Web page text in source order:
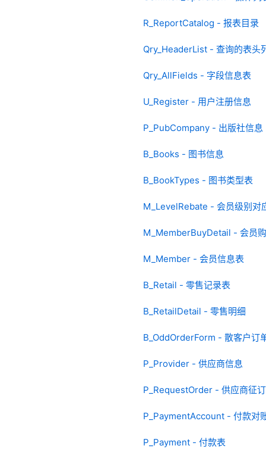
R_ReportCatalog - 报表目录
Qry_HeaderList - 查询的表头
Qry_AllFields - 字段信息表
U_Register - 用户注册信息
P_PubCompany - 出版社信息
B_Books - 图书信息
B_BookTypes - 图书类型表
M_LevelRebate - 会员级别对
M_MemberBuyDetail - 会员
M_Member - 会员信息表
B_Retail - 零售记录表
B_RetailDetail - 零售明细
B_OddOrderForm - 散客户订
P_Provider - 供应商信息
P_RequestOrder - 供应商征
P_PaymentAccount - 付款对
P_Payment - 付款表